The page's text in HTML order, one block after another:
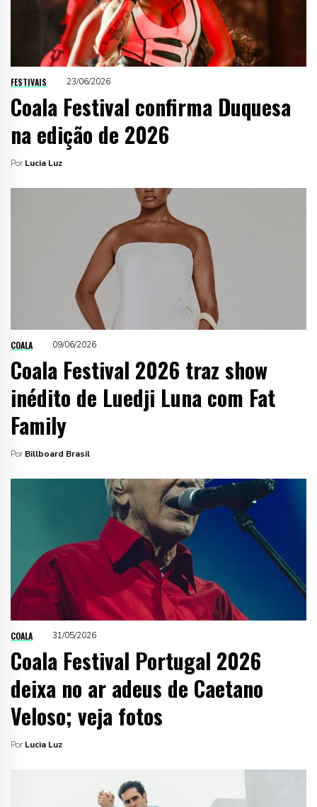
FESTIVAIS 23/06/2026
Coala Festival confirma Duquesa
na edição de 2026
Por Lucia Luz
COALA 09/06/2026
Coala Festival 2026 traz show
inédito de Luedji Luna com Fat
Family
Por Billboard Brasil
COALA 31/05/2026
Coala Festival Portugal 2026
deixa no ar adeus de Caetano
Veloso; veja fotos
Por Lucia Luz